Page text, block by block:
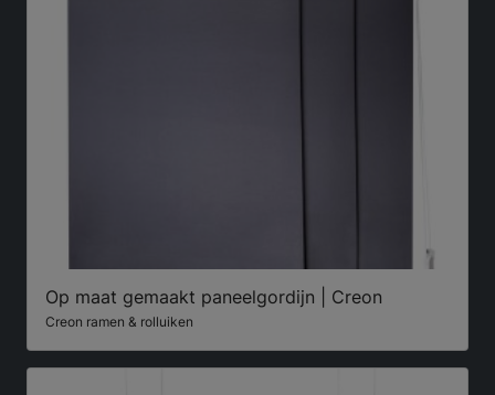
Op maat gemaakt paneelgordijn | Creon
Creon ramen & rolluiken